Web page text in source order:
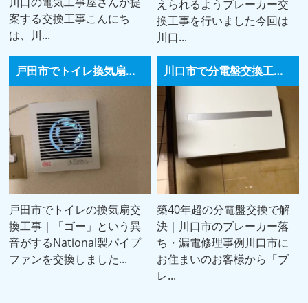
案する交換工事こんにち
は、川...
えられるようブレーカー交
換工事を行いました今回は
川口...
戸田市でトイレ換気扇交換工事｜National製パイプファンをパナソニック製へ交換し騒音を解消
戸田市でトイレの換気扇交
換工事｜「ゴー」という異
音がするNational製パイプ
ファンを交換しました...
川口市で分電盤交換工事｜ブレーカー頻発トラブルと漏電修理の施工事例
築40年超の分電盤交換で解
決｜川口市のブレーカー落
ち・漏電修理事例川口市に
お住まいのお客様から「ブ
レ...